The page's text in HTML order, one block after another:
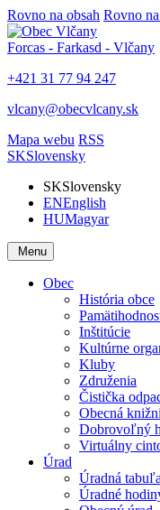
Rovno na obsah Rovno
Forcas - Farkasd - Vlčany
+421 31 77 94 247
vlcany@obecvlcany.sk
Mapa webu RSS
SKSlovensky
SKSlovensky
ENEnglish
HUMagyar
Menu
Obec
História obce
Inštitúcie
Kultúrne
Kluby
Združenia
Čistička
Obecná
Dobrovoľný
Virtuálny
Úrad
Úradná tabuľa
Úradné